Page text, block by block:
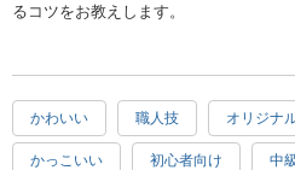
るコツをお教えします。
オーシャングラスをオプションでプラ
1つ4,000円、2つ5,500円（時間は30分延
ご予約の際、備考欄に個数をご記入く
かわいい 職人技 オリジナ
かっこいい 初心者向け 中